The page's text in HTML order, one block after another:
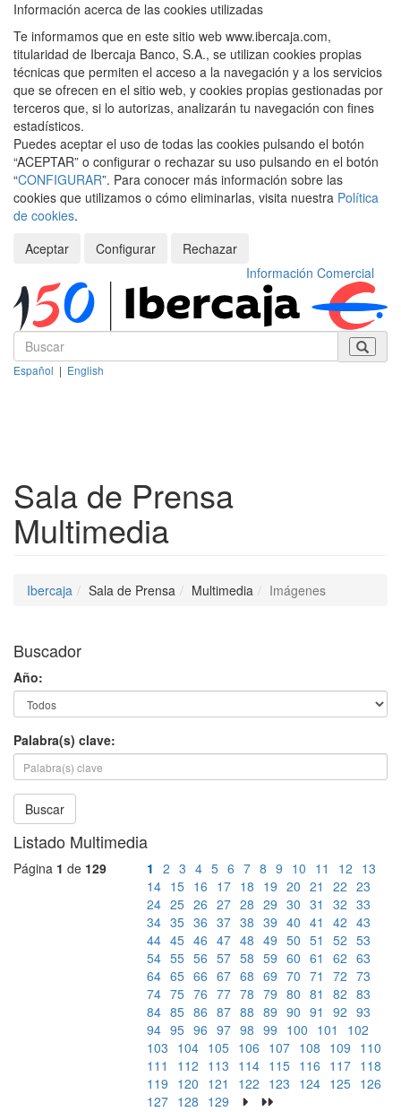
Información acerca de las cookies utilizadas
Te informamos que en este sitio web www.ibercaja.com,
titularidad de Ibercaja Banco, S.A., se utilizan cookies propias
técnicas que permiten el acceso a la navegación y a los servicios
que se ofrecen en el sitio web, y cookies propias gestionadas por
terceros que, si lo autorizas, analizarán tu navegación con fines
estadísticos.
Puedes aceptar el uso de todas las cookies pulsando el botón
“ACEPTAR” o configurar o rechazar su uso pulsando en el botón
“CONFIGURAR”. Para conocer más información sobre las
cookies que utilizamos o cómo eliminarlas, visita nuestra Política
de cookies.
Aceptar
Configurar
Rechazar
Información Comercial
Español | English
Sala de Prensa
Multimedia
Ibercaja Sala de Prensa Multimedia Imágenes
Buscador
Año:
Palabra(s) clave:
Buscar
Listado Multimedia
Página 1 de 129 1 2 3 4 5 6 7 8 9 10 11 12 13
14 15 16 17 18 19 20 21 22 23
24 25 26 27 28 29 30 31 32 33
34 35 36 37 38 39 40 41 42 43
44 45 46 47 48 49 50 51 52 53
54 55 56 57 58 59 60 61 62 63
64 65 66 67 68 69 70 71 72 73
74 75 76 77 78 79 80 81 82 83
84 85 86 87 88 89 90 91 92 93
94 95 96 97 98 99 100 101
102
103 104 105 106 107 108 109 110
111
112 113 114 115 116 117 118
119 120 121 122 123 124 125 126
127 128 129